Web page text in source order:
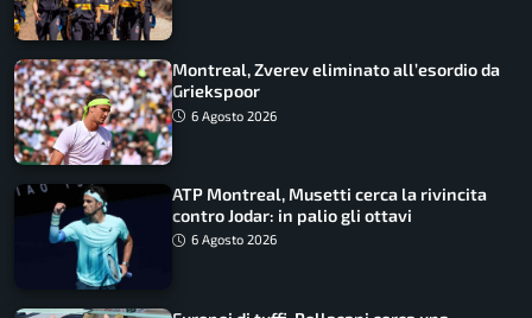
Montreal, Zverev eliminato all’esordio da
Griekspoor
6 Agosto 2026
ATP Montreal, Musetti cerca la rivincita
contro Jodar: in palio gli ottavi
6 Agosto 2026